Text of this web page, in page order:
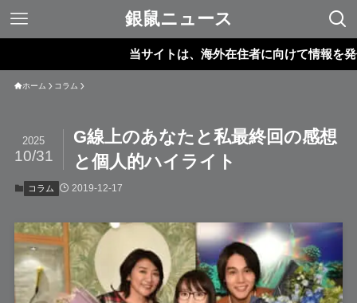
銀鼠ニュース
当サイトは、海外在住者に向けて情報を発信して
ホーム コラム
G線上のあなたと私最終回の感想
と個人的ハイライト
2025
10/31
コラム 2019-12-17